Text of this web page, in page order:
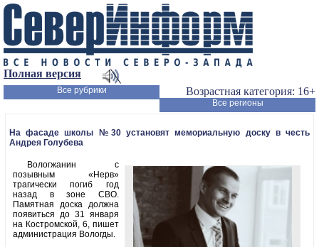
Полная версия
Возрастная категория: 16+
Все рубрики
Все регионы
На фасаде школы №30 установят мемориальную доску в честь
Андрея Голубева
Вологжанин с
позывным «Нерв»
трагически погиб год
назад в зоне СВО.
Памятная доска должна
появиться до 31 января
на Костромской, 6, пишет
администрация Вологды.